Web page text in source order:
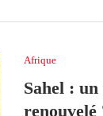
Afrique
Sahel :
renouvelé